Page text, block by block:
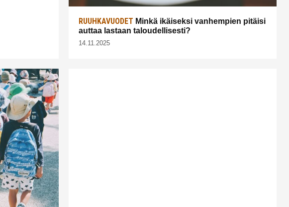
RUUHKAVUODET Minkä ikäiseksi vanhempien pitäisi
auttaa lastaan taloudellisesti?
14.11.2025